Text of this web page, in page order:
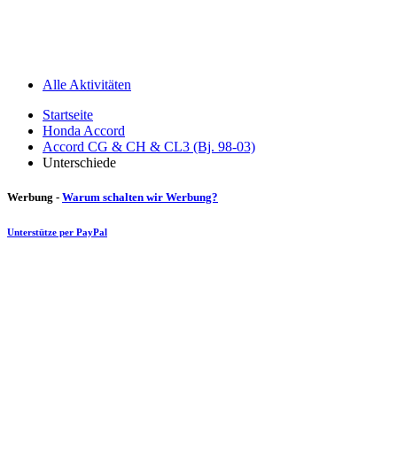
Alle Aktivitäten
Startseite
Honda Accord
Accord CG & CH & CL3 (Bj. 98-03)
Unterschiede
Werbung - Warum schalten wir Werbung?
Unterstütze per PayPal